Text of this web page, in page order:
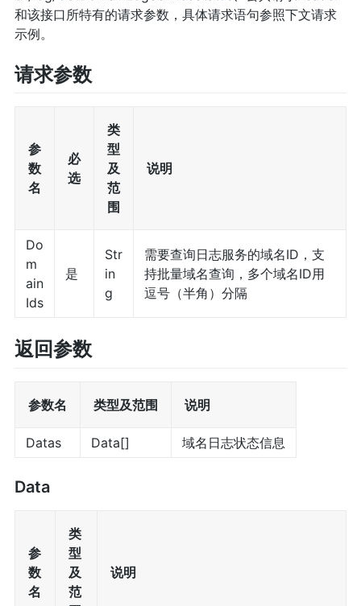
和该接口所特有的请求参数，具体请求语句参照下文请求
示例。
请求参数
参
数
名
必
选
类
型
及
范
围
说明
Do
m
ain
Ids
是
Str
in
g
需要查询日志服务的域名ID，支
持批量域名查询，多个域名ID用
逗号（半角）分隔
返回参数
参数名 类型及范围 说明
Datas Data[] 域名日志状态信息
Data
参
数
名
类
型
及
范
说明